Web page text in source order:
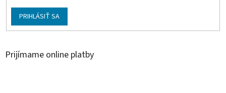
PRIHLÁSIŤ SA
Prijímame online platby